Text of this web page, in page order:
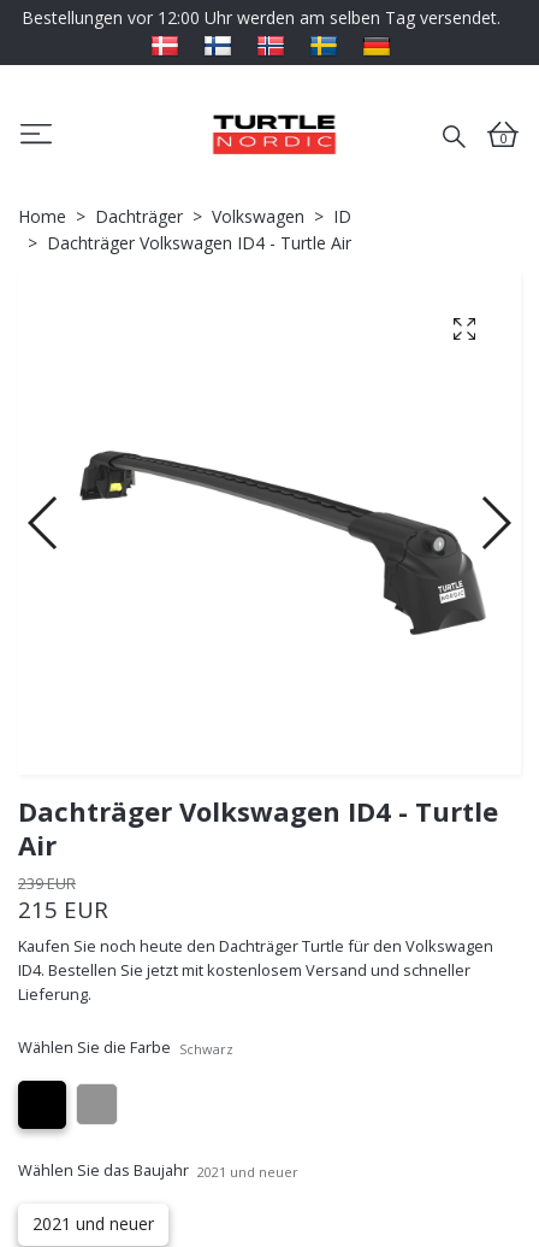
Bestellungen vor 12:00 Uhr werden am selben Tag versendet.
0
Home Dachträger Volkswagen
ID
Dachträger Volkswagen ID4 - Turtle Air
Dachträger Volkswagen ID4 - Turtle
Air
239 EUR
215 EUR
Kaufen Sie noch heute den Dachträger Turtle für den Volkswagen
ID4. Bestellen Sie jetzt mit kostenlosem Versand und schneller
Lieferung.
Wählen Sie die Farbe Schwarz
Wählen Sie das Baujahr 2021 und neuer
2021 und neuer